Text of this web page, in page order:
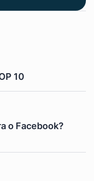
10
o Facebook?